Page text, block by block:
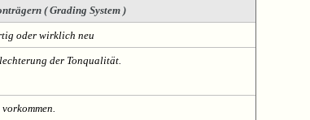
( Grading System )
oder wirklich neu
der Tonqualität.